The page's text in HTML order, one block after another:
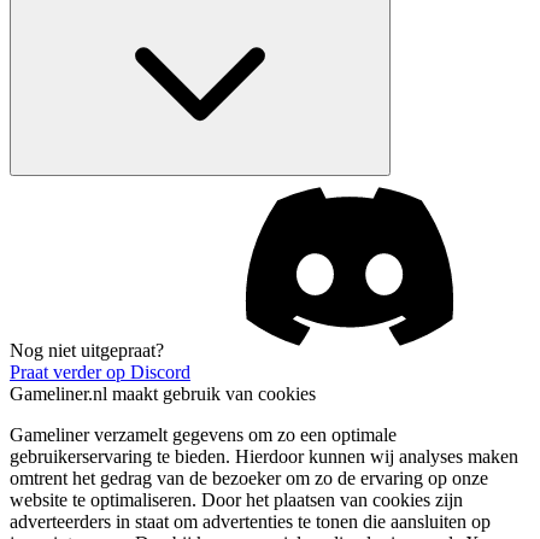
Nog niet uitgepraat?
Praat verder op Discord
Gameliner.nl maakt gebruik van cookies
Gameliner verzamelt gegevens om zo een optimale
gebruikerservaring te bieden. Hierdoor kunnen wij analyses maken
omtrent het gedrag van de bezoeker om zo de ervaring op onze
website te optimaliseren. Door het plaatsen van cookies zijn
adverteerders in staat om advertenties te tonen die aansluiten op